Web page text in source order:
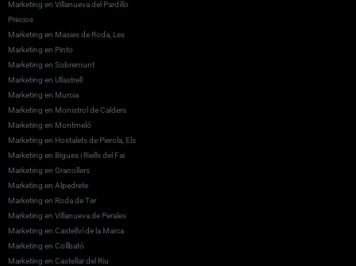
Marketing en Villanueva del Pardillo
Precios
Marketing en Masies de Roda, Les
Marketing en Pinto
Marketing en Sobremunt
Marketing en Ullastrell
Marketing en Murcia
Marketing en Monistrol de Calders
Marketing en Montmeló
Marketing en Hostalets de Pierola, Els
Marketing en Bigues i Riells del Fai
Marketing en Granollers
Marketing en Alpedrete
Marketing en Roda de Ter
Marketing en Villanueva de Perales
Marketing en Castellví de la Marca
Marketing en Collbató
Marketing en Castellar del Riu